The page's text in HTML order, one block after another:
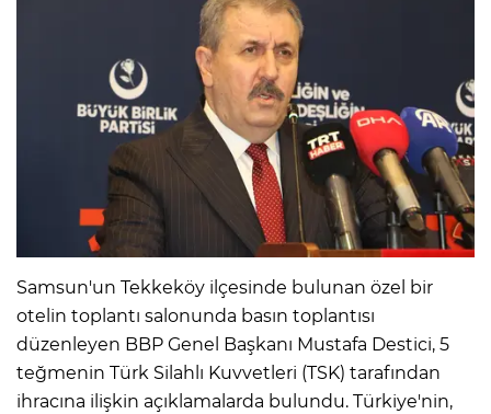
Samsun'un Tekkeköy ilçesinde bulunan özel bir
otelin toplantı salonunda basın toplantısı
düzenleyen BBP Genel Başkanı Mustafa Destici, 5
teğmenin Türk Silahlı Kuvvetleri (TSK) tarafından
ihracına ilişkin açıklamalarda bulundu. Türkiye'nin,